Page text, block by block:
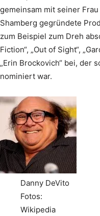
gemeinsam mit seiner
Shamberg gegründete
zum Beispiel zum Dreh
Fiction“, „Out of Sight“,
„Erin Brockovich“ bei, der
nominiert war.
Danny DeVito
Fotos:
Wikipedia